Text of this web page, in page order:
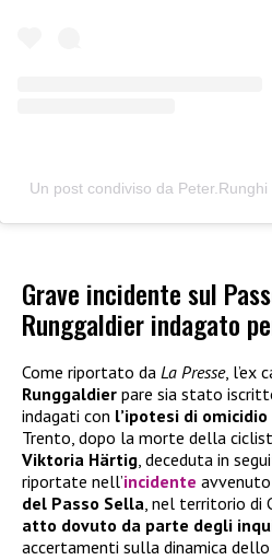
Un post condiviso da
Grave incidente sul
Runggaldier indagato
Come riportato da La Presse, l’ex
Runggaldier pare sia stato
indagati con l’ipotesi di
Trento, dopo la morte della
Viktoria Härtig, deceduta in
riportate nell’incidente
del Passo Sella, nel territorio di
atto dovuto da parte degli
accertamenti sulla dinamica